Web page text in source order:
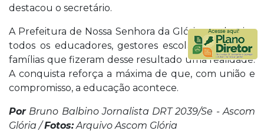
destacou o secretário.
A Prefeitura de Nossa Senhora da Glória parabeniza
todos os educadores, gestores escolares, alunos e
famílias que fizeram desse resultado uma realidade.
A conquista reforça a máxima de que, com união e
compromisso, a educação acontece.
PorBruno Balbino Jornalista DRT 2039/Se - Ascom
Glória /Fotos:Arquivo Ascom Glória